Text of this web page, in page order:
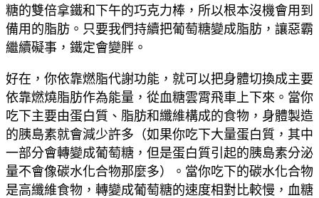
糖的雙倍拿鐵和下午的巧克力棒，所以根本沒機會用到
備用的脂肪。只要我們持續把葡萄糖變成脂肪，讓惡霸
繼續礙事，鐵定會變胖。
好在，你依靠燃脂代謝功能，就可以把身體切換成主要
依靠燃燒脂肪作為能量，從血糖雲霄飛車上下來。當你
吃下主要由蛋白質、脂肪和纖維構成的食物，身體製造
的胰島素就會減少許多（如果你吃下大量蛋白質，其中
一部分會轉變成葡萄糖，但是蛋白質引起的胰島素分泌
量不會像碳水化合物那麼多）。當你吃下的碳水化合物
是高纖維食物，轉變成葡萄糖的速度相對比較慢，血糖